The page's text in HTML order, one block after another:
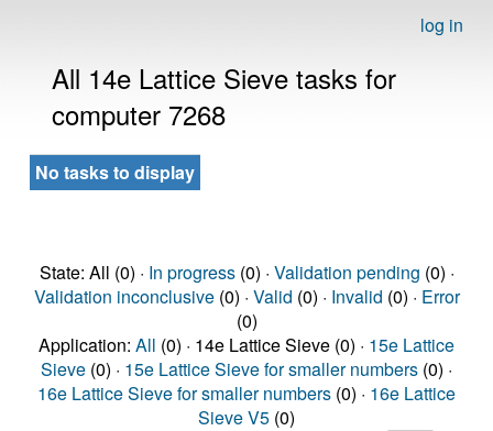
log in
All 14e Lattice Sieve tasks for
computer 7268
No tasks to display
State: All (0) · In progress(0) · Validation pending (0) ·
Validation inconclusive(0) · Valid (0) · Invalid (0) · Error
(0)
Application: All (0) · 14e Lattice Sieve (0) · 15e Lattice
Sieve (0) · 15e Lattice Sieve for smaller numbers (0) ·
16e Lattice Sieve for smaller numbers (0) · 16e Lattice
Sieve V5 (0)